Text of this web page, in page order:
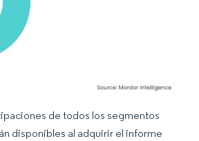
El uso requiere atribución según CC BY 4.0.
de todos los segmentos
disponibles al adquirir el informe